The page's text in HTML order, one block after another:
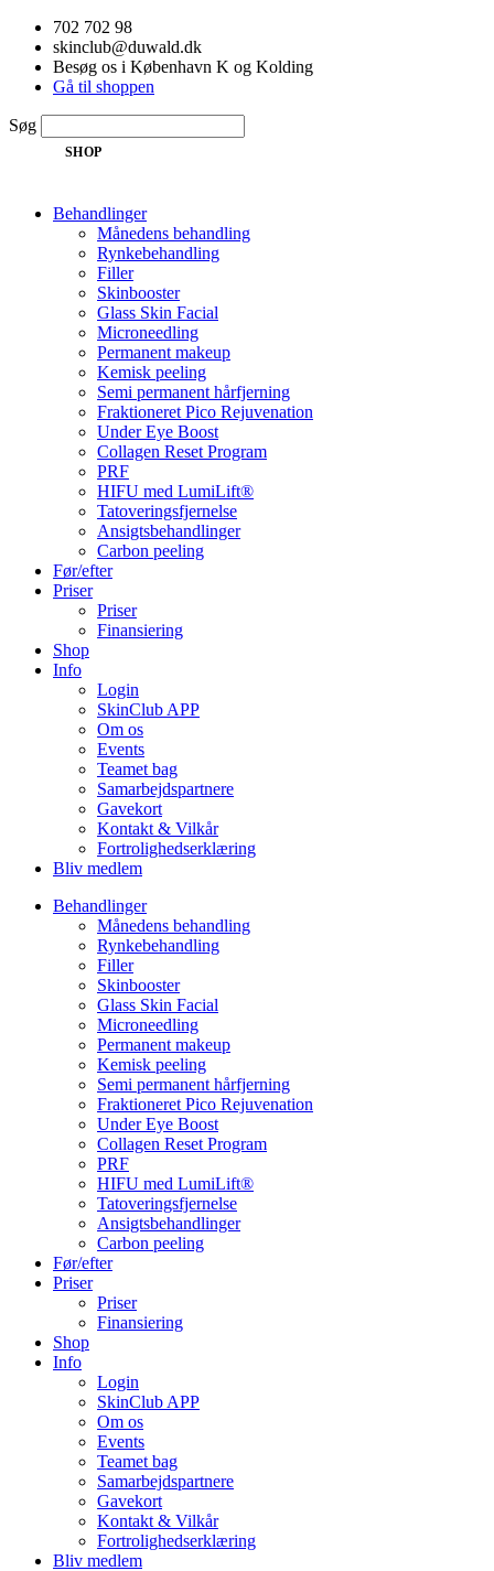
Videre
indhold
702 702 98
skinclub@duwald.dk
Besøg os i København K og Kolding
Gå til shoppen
Søg
SHOP
Behandlinger
Månedens behandling
Rynkebehandling
Filler
Skinbooster
Glass Skin Facial
Microneedling
Permanent makeup
Kemisk peeling
Semi permanent hårfjerning
Fraktioneret Pico Rejuvenation
Under Eye Boost
Collagen Reset Program
PRF
HIFU med LumiLift®
Tatoveringsfjernelse
Ansigtsbehandlinger
Carbon peeling
Før/efter
Priser
Priser
Finansiering
Shop
Info
Login
SkinClub APP
Om os
Events
Teamet bag
Samarbejdspartnere
Gavekort
Kontakt & Vilkår
Fortrolighedserklæring
Bliv medlem
Behandlinger
Månedens behandling
Rynkebehandling
Filler
Skinbooster
Glass Skin Facial
Microneedling
Permanent makeup
Kemisk peeling
Semi permanent hårfjerning
Fraktioneret Pico Rejuvenation
Under Eye Boost
Collagen Reset Program
PRF
HIFU med LumiLift®
Tatoveringsfjernelse
Ansigtsbehandlinger
Carbon peeling
Før/efter
Priser
Priser
Finansiering
Shop
Info
Login
SkinClub APP
Om os
Events
Teamet bag
Samarbejdspartnere
Gavekort
Kontakt & Vilkår
Fortrolighedserklæring
Bliv medlem